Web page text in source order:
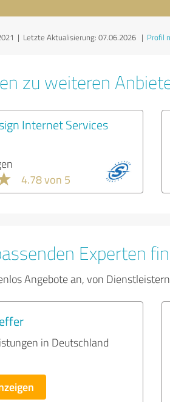
| Letzte Aktualisierung: 07.06.2026 | Profil
zu weiteren
Internet Services
4.78 von 5
Experten
Angebote an, von
in Deutschland